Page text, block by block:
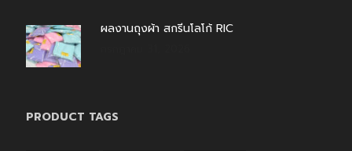
ผลงานถุงผ้า สกรีนโลโก้ RIC
PRODUCT TAGS